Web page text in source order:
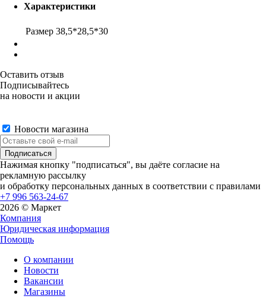
Характеристики
Размер 38,5*28,5*30
Оставить отзыв
Подписывайтесь
на новости и акции
Новости магазина
Нажимая кнопку "подписаться", вы даёте согласие на
рекламную рассылку
и обработку персональных данных в соответствии с правилами
+7 996 563-24-67
2026 © Маркет
Компания
Юридическая информация
Помощь
О компании
Новости
Вакансии
Магазины